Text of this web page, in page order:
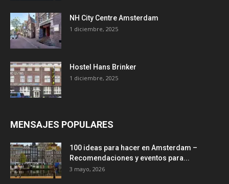
NH City Centre Amsterdam
1 diciembre, 2025
Hostel Hans Brinker
1 diciembre, 2025
MENSAJES POPULARES
100 ideas para hacer en Amsterdam –
Recomendaciones y eventos para...
3 mayo, 2026